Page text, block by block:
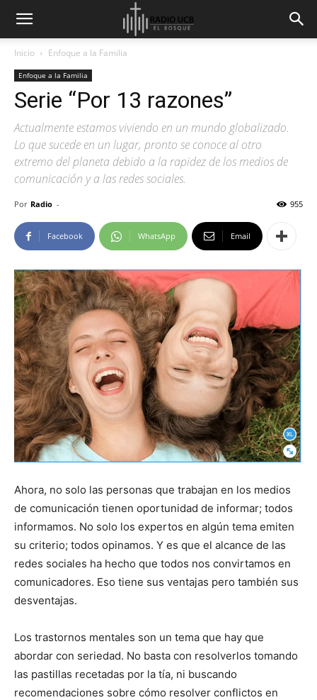
Inicio Enfoque a la Familia
Enfoque a la Familia
Serie “Por 13 razones”
Actualmente estamos viviendo en un mundo globalizado.
Lo que sucede en un lugar, pronto se conoce al otro
extremo del planeta debido a la rapidez de los medios de
comunicación y a las redes sociales.
Por Radio - 955
Facebook WhatsApp Email
Ahora, no solo las personas que trabajan en los medios
de comunicación tienen oportunidad de informar; todos
informamos. No solo los expertos en algún tema emiten
su criterio; todos opinamos. Y es que el alcance de las
redes sociales ha hecho que todos nos convirtamos en
comunicadores. Eso tiene sus ventajas pero también sus
desventajas.
Los trastornos mentales son un tema que hay que
abordar con seriedad. No basta con resolverlos tomando
las pastillas recetadas por la tía, ni buscando
recomendaciones sobre cómo resolver conflictos en